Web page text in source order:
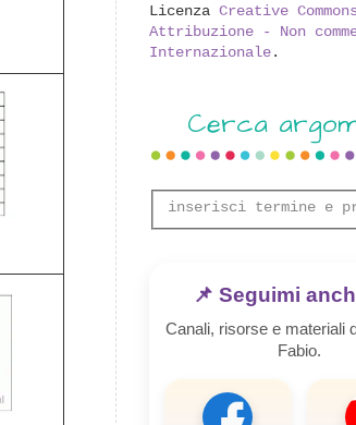
Licenza Creative Commons
Attribuzione - Non
Internazionale.
Cerca
📌 Seguimi
Canali, risorse e materiali
Fabio.